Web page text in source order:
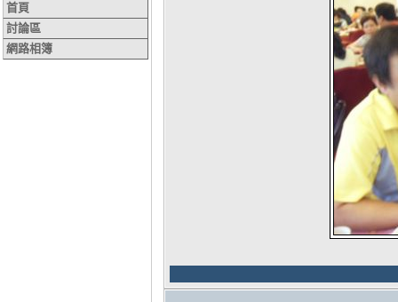
首頁
討論區
網路相簿